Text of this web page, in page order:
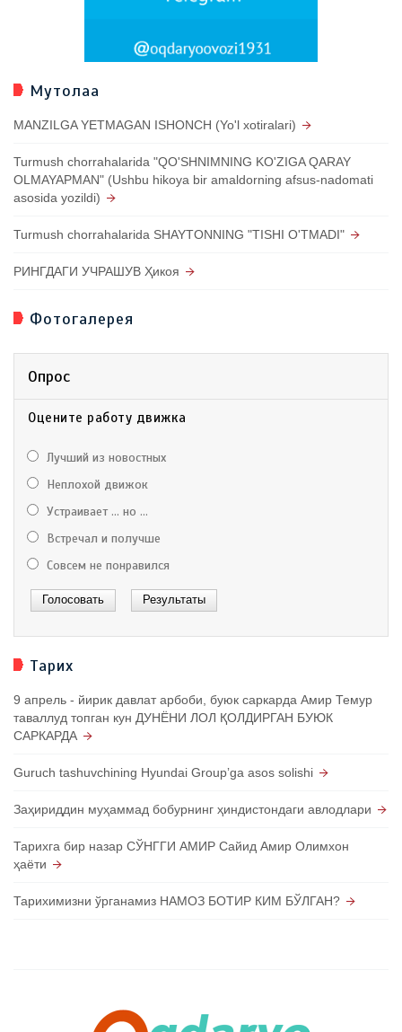
Мутолаа
MANZILGA YETMAGAN ISHONCH (Yo'l xotiralari)
Turmush chorrahalarida "QO'SHNIMNING KO'ZIGA QARAY
OLMAYAPMAN" (Ushbu hikoya bir amaldorning afsus-nadomati
asosida yozildi)
Turmush chorrahalarida SHAYTONNING "TISHI O'TMADI"
РИНГДАГИ УЧРАШУВ Ҳикоя
Фотогалерея
Опрос
Оцените работу движка
Лучший из новостных
Неплохой движок
Устраивает ... но ...
Встречал и получше
Совсем не понравился
Тарих
9 апрель - йирик давлат арбоби, буюк саркарда Амир Темур
таваллуд топган кун ДУНЁНИ ЛОЛ ҚОЛДИРГАН БУЮК
САРКАРДА
Guruch tashuvchining Hyundai Groupʼga asos solishi
Заҳириддин муҳаммад бобурнинг ҳиндистондаги авлодлари
Тарихга бир назар СЎНГГИ АМИР Сайид Амир Олимхон
ҳаёти
Тарихимизни ўрганамиз НАМОЗ БОТИР КИМ БЎЛГАН?